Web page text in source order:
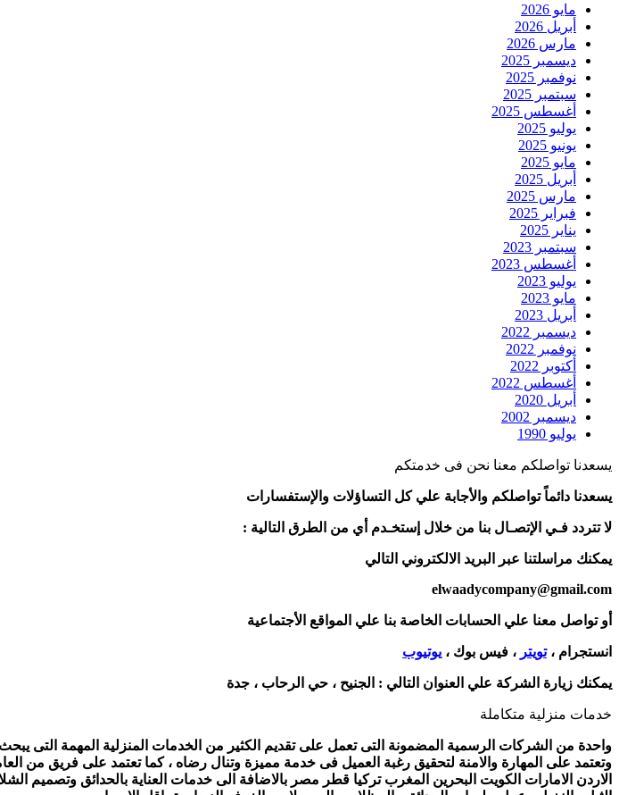
مايو 2026
أبريل 2026
مارس 2026
ديسمبر 2025
نوفمبر 2025
سبتمبر 2025
أغسطس 2025
يوليو 2025
يونيو 2025
مايو 2025
أبريل 2025
مارس 2025
فبراير 2025
يناير 2025
سبتمبر 2023
أغسطس 2023
يوليو 2023
مايو 2023
أبريل 2023
ديسمبر 2022
نوفمبر 2022
أكتوبر 2022
أغسطس 2022
أبريل 2020
ديسمبر 2002
يوليو 1990
يسعدنا تواصلكم معنا نحن فى خدمتكم
يسعدنا دائماً تواصلكم والأجابة علي كل التساؤلات والإستفسارات
لا تتردد فـي الإتصـال بنا من خلال إستخـدم أي من الطرق التالية :
يمكنك مراسلتنا عبر البريد الالكتروني التالي
elwaadycompany@gmail.com
أو تواصل معنا علي الحسابات الخاصة بنا علي المواقع الأجتماعية
انستجرام ،تويتر ، فيس بوك ، يوتيوب
يمكنك زيارة الشركة علي العنوان التالي : الجنيح ، حي الرحاب ، جدة
خدمات منزلية متكاملة
واحدة من الشركات الرسمية المضمونة التى تعمل على تقديم الكثير من الخدمات المنزلية المهمة التى
وتعتمد على المهارة والامنة لتحقيق رغبة العميل فى خدمة مميزة وتنال رضاه ، كما تعتمد على فريق من
الاردن الامارات الكويت البحرين المغرب تركيا قطر مصر بالاضافة الى خدمات العناية بالحدائق وتصميم